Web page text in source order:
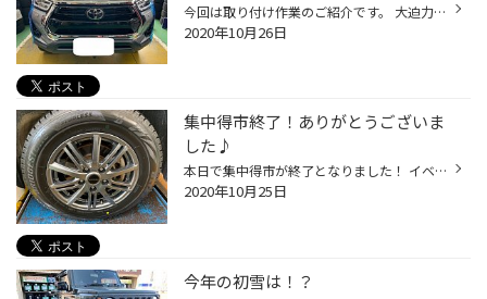
今回は取り付け作業のご紹介です。 大迫力の新型ＳＵＶ、トヨタ・新型ハイラックスの 電動サイドステップ取り付けです！ 「電動」と聞くと、便利そうなモノに聞こえてしまうのは私だけでしょうか(笑) 取り付けの作業風景は撮り逃してしまいましたが、 装着後の動作する瞬間を見てみると・・・ ドア...
2020年10月26日
集中得市終了！ありがとうございま
した♪
本日で集中得市が終了となりました！ イベント中、たくさんのご成約や取り付け作業の ご依頼等頂きまして、誠にありがとうございました！ ありがとうございました♪ イベントは終了しましたが、スタッドレスタイヤや アルミセットのご相談もドンドン受け付けておりますので、 お気軽にご相談ください♪
2020年10月25日
今年の初雪は！？